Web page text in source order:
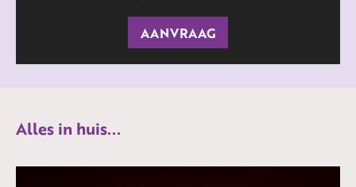
AANVRAAG
Alles in huis...